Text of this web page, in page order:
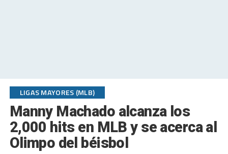
LIGAS MAYORES (MLB)
Manny Machado alcanza los
2,000 hits en MLB y se acerca al
Olimpo del béisbol